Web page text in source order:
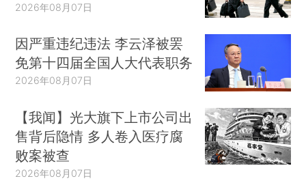
2026年08月07日
因严重违纪违法 李云泽被罢
免第十四届全国人大代表职务
2026年08月07日
【我闻】光大旗下上市公司出
售背后隐情 多人卷入医疗腐
败案被查
2026年08月07日